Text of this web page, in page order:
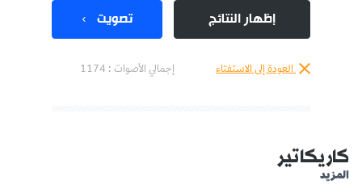
إظهار النتائج تصويت
العودة إلى الاستفتاء إجمالي الأصوات : 1174
كاريكاتير
المزيد